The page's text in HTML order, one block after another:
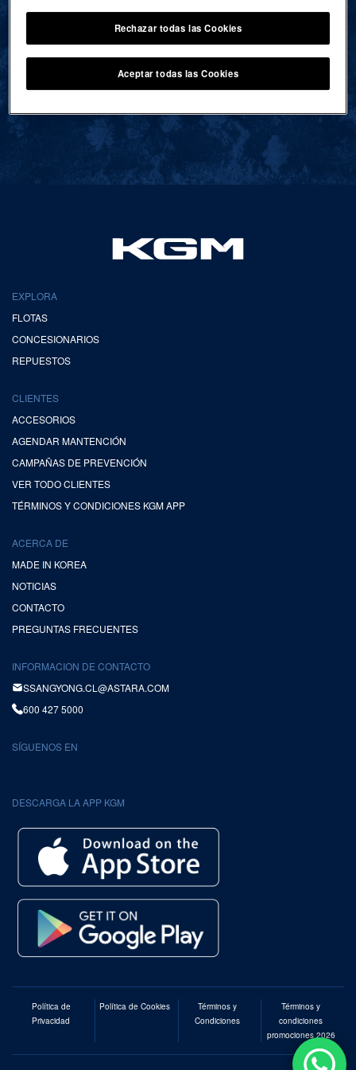
VOLVER AL INICIO
EXPLORA
FLOTAS
CONCESIONARIOS
REPUESTOS
CLIENTES
ACCESORIOS
AGENDAR MANTENCIÓN
CAMPAÑAS DE PREVENCIÓN
VER TODO CLIENTES
TÉRMINOS Y CONDICIONES KGM APP
ACERCA DE
MADE IN KOREA
NOTICIAS
CONTACTO
PREGUNTAS FRECUENTES
INFORMACION DE CONTACTO
SSANGYONG.CL@ASTARA.COM
600 427 5000
SÍGUENOS EN
DESCARGA LA APP KGM
Política de
Privacidad
Política de Cookies
Términos y
Condiciones
Términos y
condiciones
promociones 2026
Rechazar todas las Cookies
Aceptar todas las Cookies